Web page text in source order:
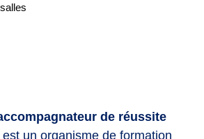
de réussite
est un organisme de formation